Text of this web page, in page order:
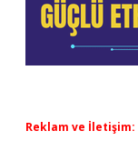
Reklam ve İletişim: